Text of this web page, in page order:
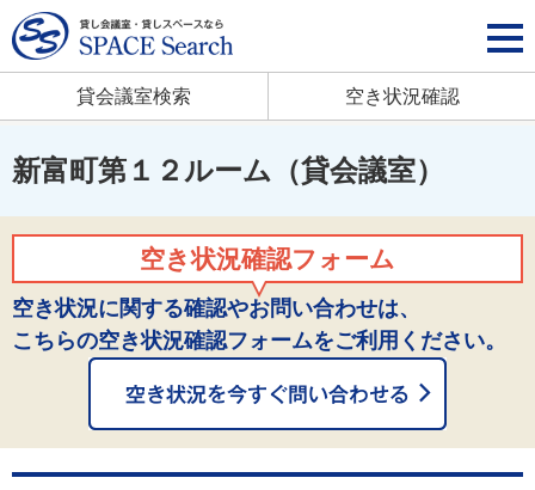
貸会議室検索 空き状況確認
新富町第１２ルーム（貸会議室）
空き状況確認フォーム
空き状況に関する確認やお問い合わせは、
こちらの空き状況確認フォームをご利用ください。